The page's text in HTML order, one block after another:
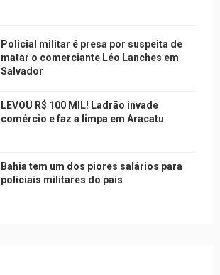
Policial militar é presa por suspeita de
matar o comerciante Léo Lanches em
Salvador
LEVOU R$ 100 MIL! Ladrão invade
comércio e faz a limpa em Aracatu
Bahia tem um dos piores salários para
policiais militares do país